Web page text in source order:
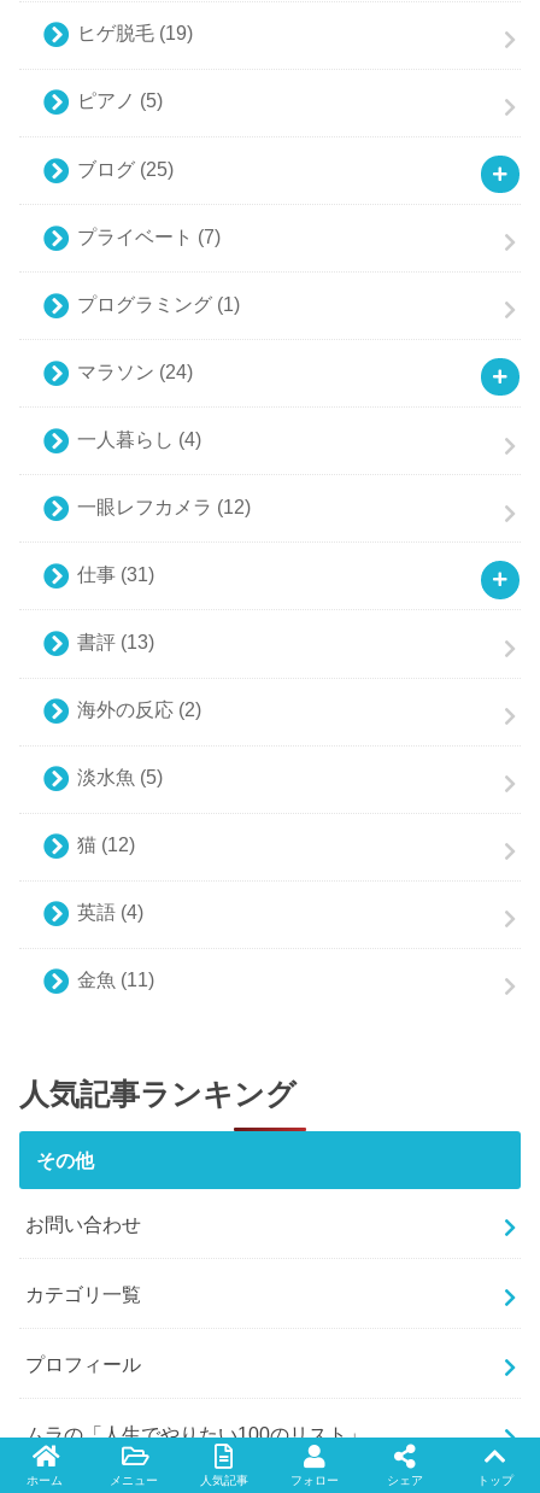
ヒゲ脱毛 (19)
ピアノ (5)
ブログ (25)
プライベート (7)
プログラミング (1)
マラソン (24)
一人暮らし (4)
一眼レフカメラ (12)
仕事 (31)
書評 (13)
海外の反応 (2)
淡水魚 (5)
猫 (12)
英語 (4)
金魚 (11)
人気記事ランキング
その他
お問い合わせ
カテゴリ一覧
プロフィール
ムラの「人生でやりたい100のリスト」
ホーム メニュー 人気記事 フォロー シェア トップ
Twitter facebook instagram